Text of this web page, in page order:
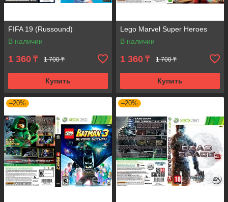
FIFA 19 (Russound)
В наличии
1 360 ₸ 1 700 ₸
Купить
Lego Marvel Super Heroes
В наличии
1 360 ₸ 1 700 ₸
Купить
–20% –20%